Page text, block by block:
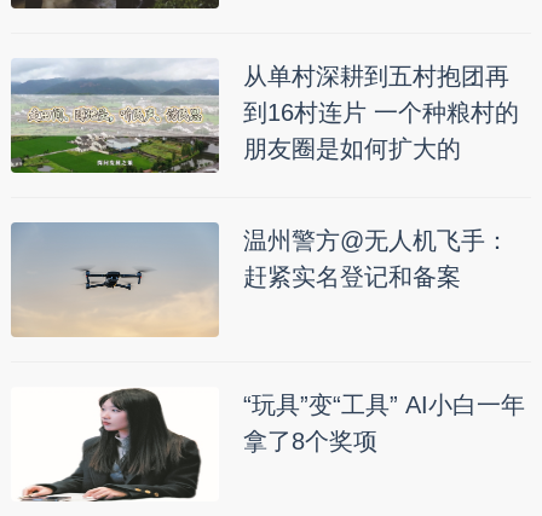
从单村深耕到五村抱团再
到16村连片 一个种粮村的
朋友圈是如何扩大的
温州警方@无人机飞手：
赶紧实名登记和备案
“玩具”变“工具” AI小白一年
拿了8个奖项